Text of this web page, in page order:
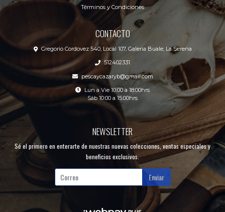
Términos y Condiciones
CONTACTO
Gregorio Cordovez 540, Local 107, Galeria Buale, La Serena
512402331
pescaycazaryb@gmail.com
Lun a Vie 10:00 a 18:00hrs
Sáb 10:00 a 15:00hrs
NEWSLETTER
Sé el primero en enterarte de nuestras nuevas colecciones, ventas especiales y
beneficios exclusivos.
Enviar